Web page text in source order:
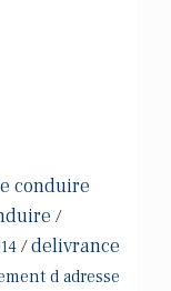
conduire
/
/delivrance
d adresse